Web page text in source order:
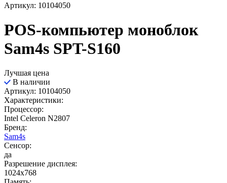
Артикул: 10104050
POS-компьютер моноблок
Sam4s SPT-S160
Лучшая цена
В наличии
Артикул: 10104050
Характеристики:
Процессор:
Intel Celeron N2807
Бренд:
Sam4s
Сенсор:
да
Разрешение дисплея:
1024x768